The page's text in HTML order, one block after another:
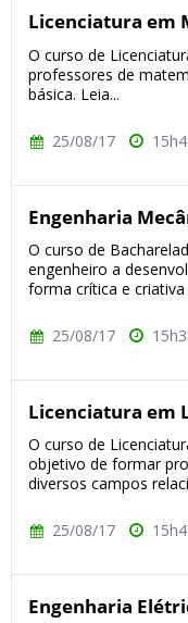
Licenciatura em
O curso de
professores de
básica. Leia...
25/08/17
Engenharia
O curso de
engenheiro a
forma crítica e
25/08/17
Licenciatura em
O curso de
objetivo de formar
diversos campos
25/08/17
Engenharia